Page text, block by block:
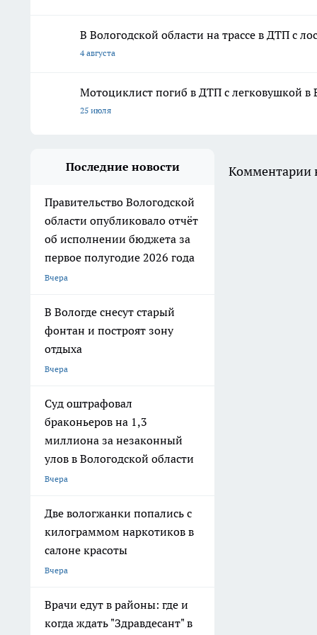
В Вологодской области на трассе в ДТП с
4 августа
Мотоциклист погиб в ДТП с легковушкой в
25 июля
Последние новости
Правительство Вологодской
области опубликовало отчёт
об исполнении бюджета за
первое полугодие 2026 года
Вчера
В Вологде снесут старый
фонтан и построят зону
отдыха
Вчера
Суд оштрафовал
браконьеров на 1,3
миллиона за незаконный
улов в Вологодской области
Вчера
Две вологжанки попались с
килограммом наркотиков в
салоне красоты
Вчера
Врачи едут в районы: где и
когда ждать "Здравдесант" в
Комментарии